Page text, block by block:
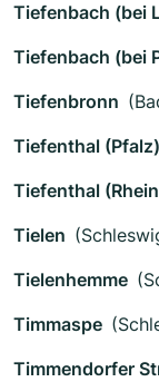
Tiefenbach (bei
Tiefenbach (bei
Tiefenbronn
Tiefenthal (Pfalz)
Tiefenthal
Tielen
Tielenhemme
Timmaspe
Timmendorfer